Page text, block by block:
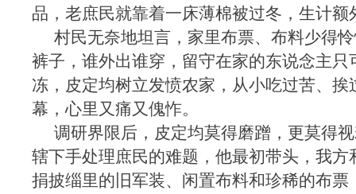
品，老庶民就靠着一床薄棉被过冬，生计额
村民无奈地坦言，家里布票、布料少得
裤子，谁外出谁穿，留守在家的东说念主只
冻，皮定均树立发愤农家，从小吃过苦、挨
幕，心里又痛又傀怍。
调研界限后，皮定均莫得磨蹭，更莫得
辖下手处理庶民的难题，他最初带头，我方
捐披缁里的旧军装、闲置布料和珍稀的布票